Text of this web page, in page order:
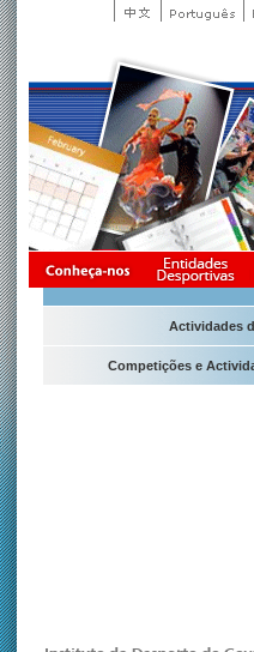
Actividades
Competições e